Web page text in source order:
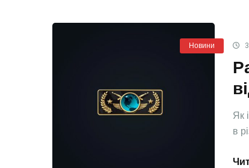
Новини
Як
в